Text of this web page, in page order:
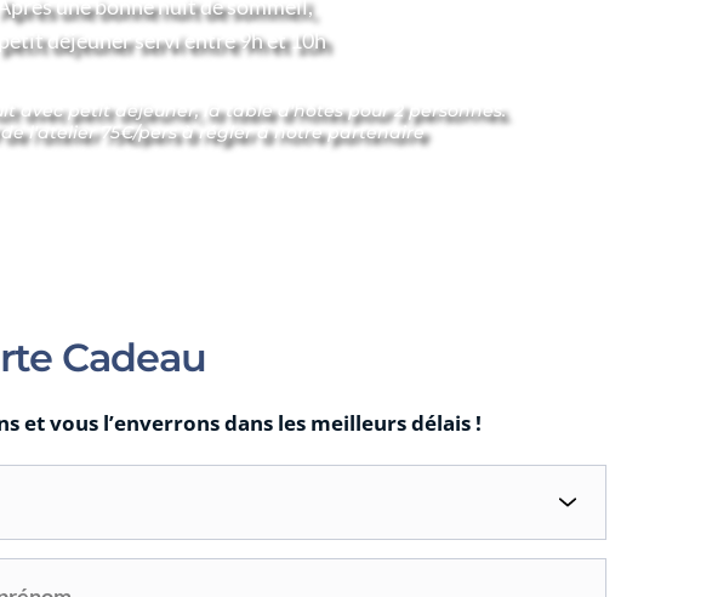
Après une bonne nuit de sommeil,
petit déjeuner servi entre 9h et 10h
avec petit déjeuner, la table d'hôtes pour 2 personnes.
de l'atelier 75€/pers à régler à notre partenaire
Cadeau
et vous l’enverrons dans les meilleurs délais !